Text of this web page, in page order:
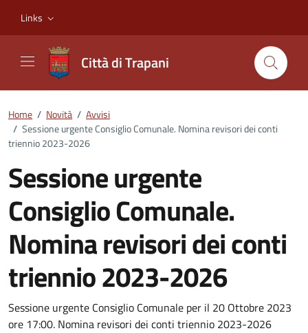
Links
Città di Trapani
Home / Novità / Avvisi
/ Sessione urgente Consiglio Comunale. Nomina revisori dei conti
triennio 2023-2026
Sessione urgente
Consiglio Comunale.
Nomina revisori dei conti
triennio 2023-2026
Dettagli della notizia
Sessione urgente Consiglio Comunale per il 20 Ottobre 2023
ore 17:00. Nomina revisori dei conti triennio 2023-2026